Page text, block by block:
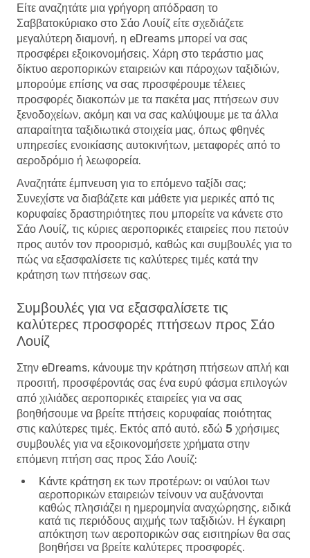
Είτε αναζητάτε μια γρήγορη απόδραση το
Σαββατοκύριακο στο Σάο Λουίζ είτε σχεδιάζετε
μεγαλύτερη διαμονή, η eDreams μπορεί να σας
προσφέρει εξοικονομήσεις. Χάρη στο τεράστιο μας
δίκτυο αεροπορικών εταιρειών και πάροχων ταξιδιών,
μπορούμε επίσης να σας προσφέρουμε τέλειες
προσφορές διακοπών με τα πακέτα μας πτήσεων συν
ξενοδοχείων, ακόμη και να σας καλύψουμε με τα άλλα
απαραίτητα ταξιδιωτικά στοιχεία μας, όπως φθηνές
υπηρεσίες ενοικίασης αυτοκινήτων, μεταφορές από το
αεροδρόμιο ή λεωφορεία.
Αναζητάτε έμπνευση για το επόμενο ταξίδι σας;
Συνεχίστε να διαβάζετε και μάθετε για μερικές από τις
κορυφαίες δραστηριότητες που μπορείτε να κάνετε στο
Σάο Λουίζ, τις κύριες αεροπορικές εταιρείες που πετούν
προς αυτόν τον προορισμό, καθώς και συμβουλές για το
πώς να εξασφαλίσετε τις καλύτερες τιμές κατά την
κράτηση των πτήσεων σας.
Συμβουλές για να εξασφαλίσετε τις
καλύτερες προσφορές πτήσεων προς Σάο
Λουίζ
Στην eDreams, κάνουμε την κράτηση πτήσεων απλή και
προσιτή, προσφέροντάς σας ένα ευρύ φάσμα επιλογών
από χιλιάδες αεροπορικές εταιρείες για να σας
βοηθήσουμε να βρείτε πτήσεις κορυφαίας ποιότητας
στις καλύτερες τιμές. Εκτός από αυτό, εδώ 5 χρήσιμες
συμβουλές για να εξοικονομήσετε χρήματα στην
επόμενη πτήση σας προς Σάο Λουίζ:
Κάντε κράτηση εκ των προτέρων: οι ναύλοι των
αεροπορικών εταιρειών τείνουν να αυξάνονται
καθώς πλησιάζει η ημερομηνία αναχώρησης, ειδικά
κατά τις περιόδους αιχμής των ταξιδιών. Η έγκαιρη
απόκτηση των αεροπορικών σας εισιτηρίων θα σας
βοηθήσει να βρείτε καλύτερες προσφορές.